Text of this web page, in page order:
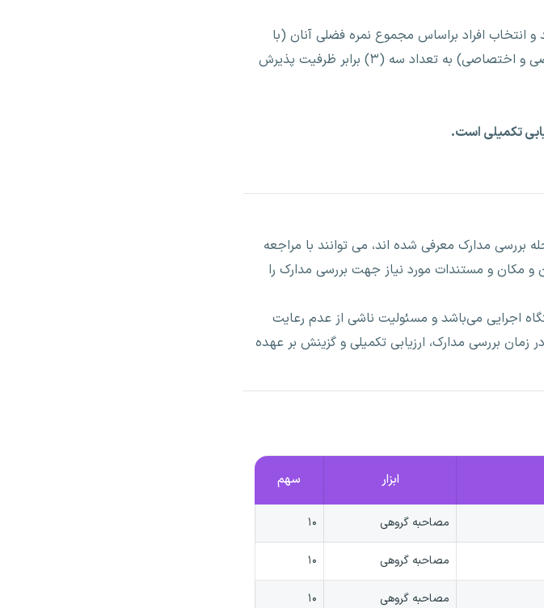
انتخاب افراد براساس مجموع نمره فضلی آنان (با
وزن چهل درصد (۴۰) برای حیطه عمومی و شصت درصد (۶۰) برای حیطه تخصصی و اختصاصی) به تعداد سه (۳) برابر ظرفیت پذیرش
بررسی مدارک معرفی شده اند، می توانند با مراجعه
و مکان و مستندات مورد نیاز جهت بررسی مدارک را
اجرایی می‌باشد و مسئولیت ناشی از عدم رعایت
بررسی مدارک، ارزیابی تکمیلی و گزینش بر عهده
ابزار سهم
مصاحبه گروهی ۱۰
مصاحبه گروهی ۱۰
مصاحبه گروهی ۱۰